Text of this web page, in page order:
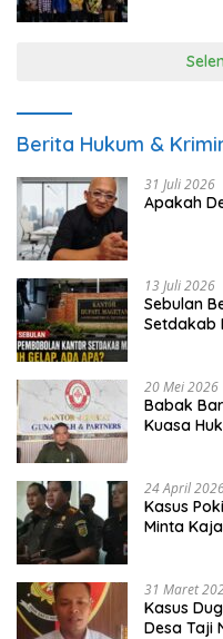
Berita Hukum &
31 Juli 2026
Apakah
13 Juli 2026
Sebulan
Setdakab
20 Mei 2026
Babak
Kuasa
24 April
Kasus
Minta
31 Maret
Kasus
Desa Taji